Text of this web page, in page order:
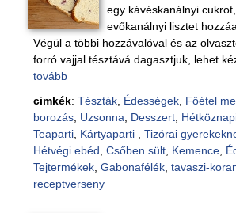
egy kávéskanálnyi
evőkanálnyi lisztet
Végül a többi hozzávalóval és az
forró vajjal tésztává dagasztjuk, lehet
tovább
cimkék: Tészták, Édességek, Főétel
borozás, Uzsonna Desszert,
Teaparti, Kártyaparti Tizórai
Hétvégi ebéd Csőben sült, Kemence,
Tejtermékek, Gabonafélék, tavaszi-
receptverseny